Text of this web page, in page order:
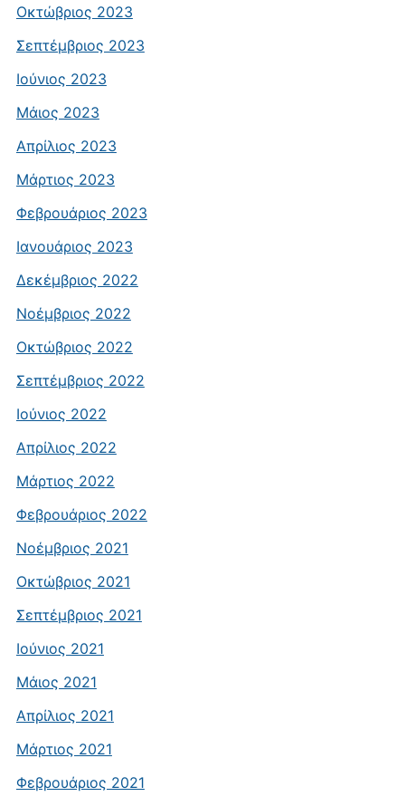
Οκτώβριος 2023
Σεπτέμβριος 2023
Ιούνιος 2023
Μάιος 2023
Απρίλιος 2023
Μάρτιος 2023
Φεβρουάριος 2023
Ιανουάριος 2023
Δεκέμβριος 2022
Νοέμβριος 2022
Οκτώβριος 2022
Σεπτέμβριος 2022
Ιούνιος 2022
Απρίλιος 2022
Μάρτιος 2022
Φεβρουάριος 2022
Νοέμβριος 2021
Οκτώβριος 2021
Σεπτέμβριος 2021
Ιούνιος 2021
Μάιος 2021
Απρίλιος 2021
Μάρτιος 2021
Φεβρουάριος 2021